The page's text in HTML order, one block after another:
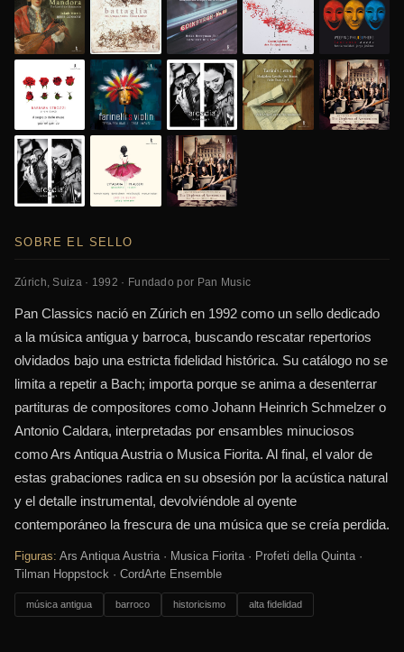
SOBRE EL SELLO
Zúrich, Suiza · 1992 · Fundado por Pan Music
Pan Classics nació en Zúrich en 1992 como un sello dedicado
a la música antigua y barroca, buscando rescatar repertorios
olvidados bajo una estricta fidelidad histórica. Su catálogo no se
limita a repetir a Bach; importa porque se anima a desenterrar
partituras de compositores como Johann Heinrich Schmelzer o
Antonio Caldara, interpretadas por ensambles minuciosos
como Ars Antiqua Austria o Musica Fiorita. Al final, el valor de
estas grabaciones radica en su obsesión por la acústica natural
y el detalle instrumental, devolviéndole al oyente
contemporáneo la frescura de una música que se creía perdida.
Figuras: Ars Antiqua Austria · Musica Fiorita · Profeti della Quinta ·
Tilman Hoppstock · CordArte Ensemble
música antigua barroco historicismo alta fidelidad